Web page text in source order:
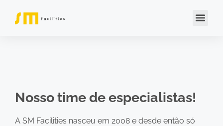
Nosso time de especialistas!
A SM Facilities nasceu em 2008 e desde então só